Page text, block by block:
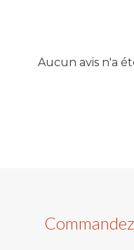
Aucun avis n'a